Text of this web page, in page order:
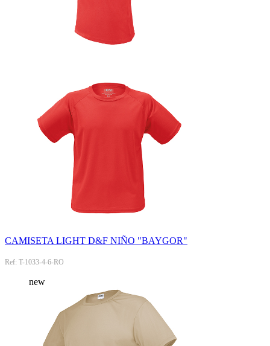
CAMISETA LIGHT D&F NIÑO "BAYGOR"
Ref: T-1033-4-6-RO
new